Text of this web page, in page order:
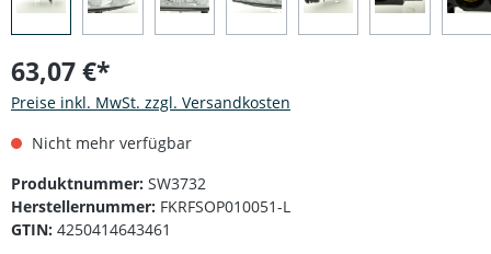
63,07 €*
Preise inkl. MwSt. zzgl. Versandkosten
Nicht mehr verfügbar
Produktnummer: SW3732
Herstellernummer: FKRFSOP010051-L
GTIN: 4250414643461